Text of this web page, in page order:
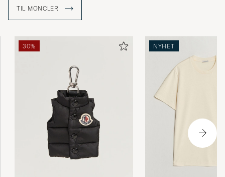
av Moncler og tilbyr et nøye utvalgt sortiment av merkets
ikoniske plagg.
TIL MONCLER
30% NYHET